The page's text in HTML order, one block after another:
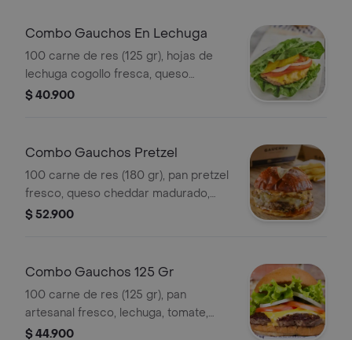
Combo Gauchos En Lechuga
100 carne de res (125 gr), hojas de
lechuga cogollo fresca, queso
americano, tomate, cebolla, pepinillos
$ 40.900
Combo Gauchos Pretzel
100 carne de res (180 gr), pan pretzel
fresco, queso cheddar madurado,
cebolla caramelizada, salsa pretzel +
$ 52.900
Combo Gauchos 125 Gr
100 carne de res (125 gr), pan
artesanal fresco, lechuga, tomate,
cebolla + papas delgadas y bebida.
$ 44.900